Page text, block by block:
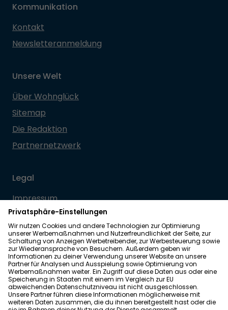
Kommunikation
Kontakt
Newsletteranmeldung
Unsere Welt
Über Wohnglück
Sitemap
Die Redaktion
Partnernetzwerk
Legal
Impressum
Datenschutz
Allgemeine Geschäftsbedingungen
Barrierefreiheit